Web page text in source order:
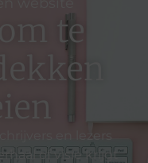
te
en lezers
of visie krijgt